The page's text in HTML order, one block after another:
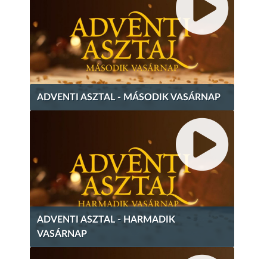
ADVENTI ASZTAL - MÁSODIK VASÁRNAP
ADVENTI ASZTAL - HARMADIK
VASÁRNAP